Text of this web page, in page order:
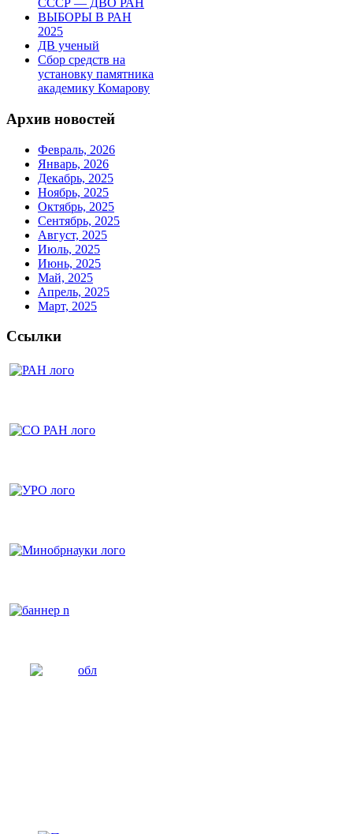
СССР — ДВО РАН
ВЫБОРЫ В РАН
2025
ДВ ученый
Сбор средств на
установку памятника
академику Комарову
Архив новостей
Февраль, 2026
Январь, 2026
Декабрь, 2025
Ноябрь, 2025
Октябрь, 2025
Сентябрь, 2025
Август, 2025
Июль, 2025
Июнь, 2025
Май, 2025
Апрель, 2025
Март, 2025
Ссылки